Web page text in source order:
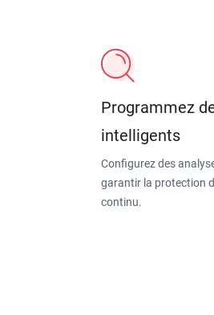
Programmez
intelligents
Configurez des
garantir la protection
continu.